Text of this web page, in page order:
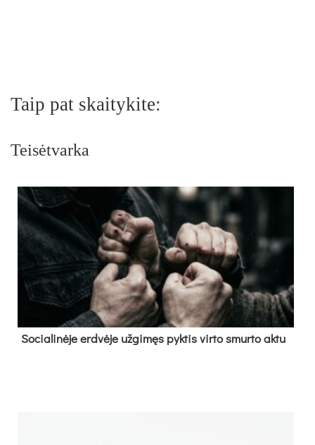
Taip pat skaitykite:
Teisėtvarka
So­cia­li­nė­je erd­vė­je už­gi­męs pyk­tis vir­to smur­to ak­tu